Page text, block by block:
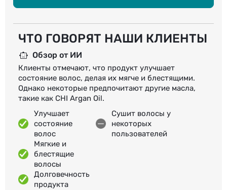
ЧТО ГОВОРЯТ НАШИ КЛИЕНТЫ
Обзор от ИИ
Клиенты отмечают, что продукт улучшает
состояние волос, делая их мягче и блестящими.
Однако некоторые предпочитают другие масла,
такие как CHI Argan Oil.
Улучшает
состояние
волос
Мягкие и
блестящие
волосы
Долговечность
продукта
Сушит волосы у
некоторых
пользователей